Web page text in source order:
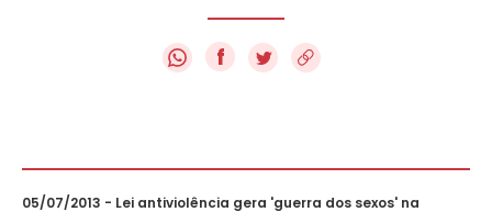
f
05/07/2013 - Lei antiviolência gera 'guerra dos sexos' na